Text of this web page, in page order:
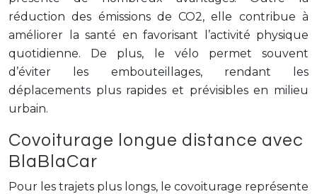
réduction des émissions de CO2, elle contribue à
améliorer la santé en favorisant l’activité physique
quotidienne. De plus, le vélo permet souvent
d’éviter les embouteillages, rendant les
déplacements plus rapides et prévisibles en milieu
urbain.
Covoiturage longue distance avec
BlaBlaCar
Pour les trajets plus longs, le covoiturage représente